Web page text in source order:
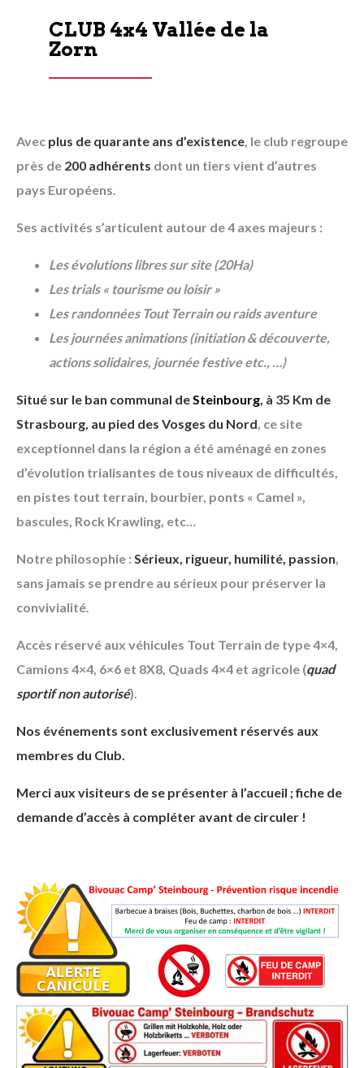
CLUB 4x4 Vallée de la
Zorn
Avec plus de quarante ans d’existence, le club regroupe
près de 200 adhérents dont un tiers vient d’autres
pays Européens.
Ses activités s’articulent autour de 4 axes majeurs :
Les évolutions libres sur site (20Ha)
Les trials « tourisme ou loisir »
Les randonnées Tout Terrain ou raids aventure
Les journées animations (initiation & découverte,
actions solidaires, journée festive etc., …)
Situé sur le ban communal deSteinbourg, à 35 Km de
Strasbourg, au pied des Vosges du Nord, ce site
exceptionnel dans la région a été aménagé en zones
d’évolution trialisantes de tous niveaux de difficultés,
en pistes tout terrain, bourbier, ponts « Camel »,
bascules, Rock Krawling, etc…
Notre philosophie : Sérieux, rigueur, humilité, passion,
sans jamais se prendre au sérieux pour préserver la
convivialité.
Accès réservé aux véhicules Tout Terrain de type 4×4,
Camions 4×4, 6×6 et 8X8, Quads 4×4 et agricole (quad
sportif non autorisé).
Nos événements sont exclusivement réservés aux
membres du Club.
Merci aux visiteurs de se présenter à l’accueil ; fiche de
demande d’accès à compléter avant de circuler !